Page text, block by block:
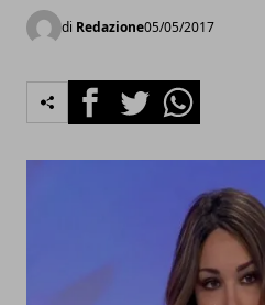
di Redazione05/05/2017
FacebookTwitterWhatsapp